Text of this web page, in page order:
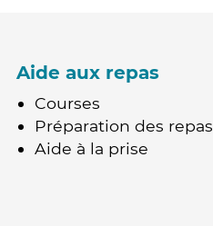
Aide aux repas
Courses
Préparation des repas
Aide à la prise